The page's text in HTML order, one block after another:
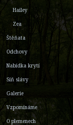
Hailey
Zea
Štěňata
Odchovy
Nabídka krytí
Síň slávy
Galerie
Vzpomínáme
O plemenech